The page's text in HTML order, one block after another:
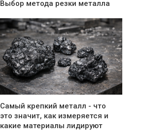
Выбор метода резки металла
Самый крепкий металл - что
это значит, как измеряется и
какие материалы лидируют